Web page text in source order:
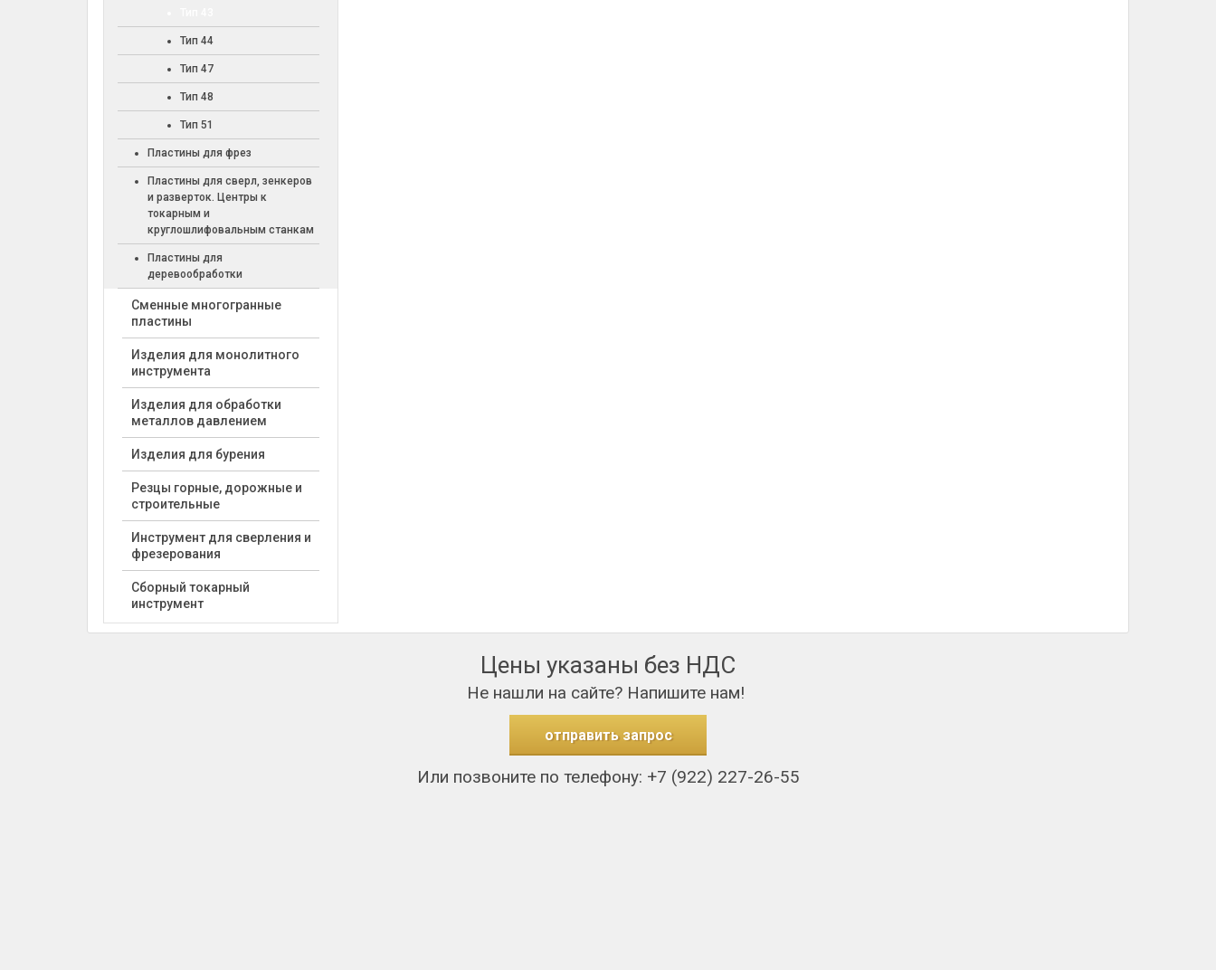
Тип 44
Тип 47
Тип 48
Тип 51
Пластины для фрез
Пластины для сверл, зенкеров
и разверток. Центры к
токарным и
круглошлифовальным станкам
Пластины для
деревообработки
Cменные многогранные
пластины
Изделия для монолитного
инструмента
Изделия для обработки
металлов давлением
Изделия для бурения
Резцы горные, дорожные и
строительные
Инструмент для сверления и
фрезерования
Сборный токарный
инструмент
Цены указаны без НДС
Не нашли на сайте? Напишите нам!
отправить запрос
Или позвоните по телефону: +7 (922) 227-26-55